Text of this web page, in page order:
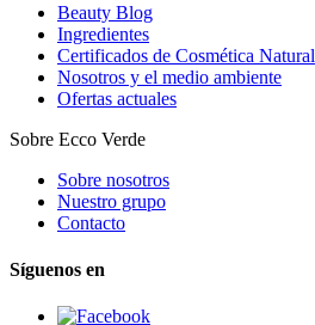
Beauty Blog
Ingredientes
Certificados de Cosmética Natural
Nosotros y el medio ambiente
Ofertas actuales
Sobre Ecco Verde
Sobre nosotros
Nuestro grupo
Contacto
Síguenos en